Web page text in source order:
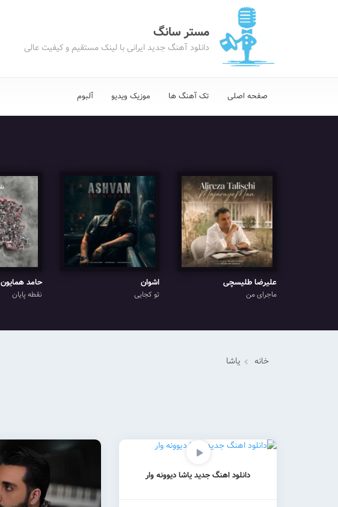
مستر سانگ
دانلود آهنگ جدید ایرانی با لینک مستقیم و کیفیت عالی
صفحه اصلی تک آهنگ ها موزیک ویدیو آلبوم
علیرضا طلیسچی
ماجرای من
اشوان
تو کجایی
حامد همایون
نقطه پایان
خانه یاشا
دانلود اهنگ جدید یاشا دیوونه وار